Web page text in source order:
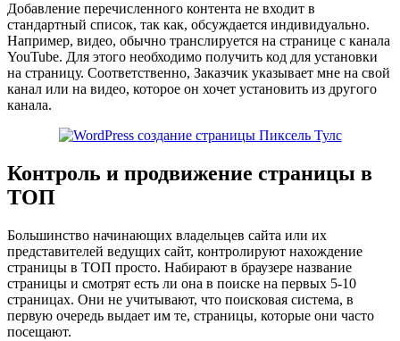
Добавление перечисленного контента не входит в
стандартный список, так как, обсуждается индивидуально.
Например, видео, обычно транслируется на странице с канала
YouTube. Для этого необходимо получить код для установки
на страницу. Соответственно, Заказчик указывает мне на свой
канал или на видео, которое он хочет установить из другого
канала.
Контроль и продвижение страницы в
ТОП
Большинство начинающих владельцев сайта или их
представителей ведущих сайт, контролируют нахождение
страницы в ТОП просто. Набирают в браузере название
страницы и смотрят есть ли она в поиске на первых 5-10
страницах. Они не учитывают, что поисковая система, в
первую очередь выдает им те, страницы, которые они часто
посещают.